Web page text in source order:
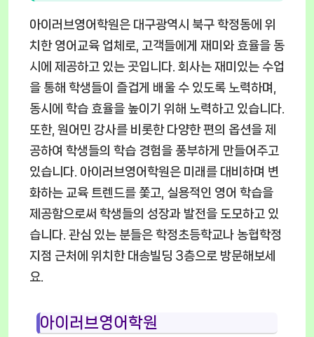
아이러브영어학원은 대구광역시 북구 학정동에 위
치한 영어교육 업체로, 고객들에게 재미와 효율을 동
시에 제공하고 있는 곳입니다. 회사는 재미있는 수업
을 통해 학생들이 즐겁게 배울 수 있도록 노력하며,
동시에 학습 효율을 높이기 위해 노력하고 있습니다.
또한, 원어민 강사를 비롯한 다양한 편의 옵션을 제
공하여 학생들의 학습 경험을 풍부하게 만들어주고
있습니다. 아이러브영어학원은 미래를 대비하며 변
화하는 교육 트렌드를 쫓고, 실용적인 영어 학습을
제공함으로써 학생들의 성장과 발전을 도모하고 있
습니다. 관심 있는 분들은 학정초등학교나 농협학정
지점 근처에 위치한 대송빌딩 3층으로 방문해보세
요.
아이러브영어학원